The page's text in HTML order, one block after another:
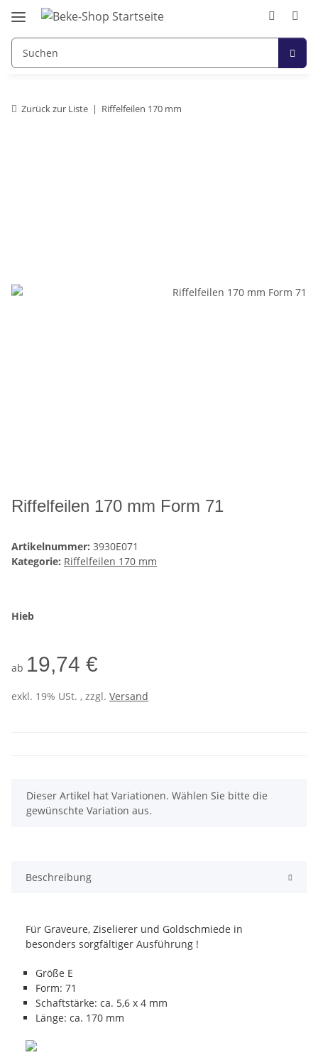
Zurück zur Liste Riffelfeilen 170 mm
Riffelfeilen 170 mm Form 71
Artikelnummer: 3930E071
Kategorie: Riffelfeilen 170 mm
Hieb
ab 19,74 €
exkl. 19% USt. , zzgl. Versand
x
Dieser Artikel hat Variationen. Wählen Sie bitte die
gewünschte Variation aus.
Beschreibung
Für Graveure, Ziselierer und Goldschmiede in
besonders sorgfältiger Ausführung !
Größe E
Form: 71
Schaftstärke: ca. 5,6 x 4 mm
Länge: ca. 170 mm